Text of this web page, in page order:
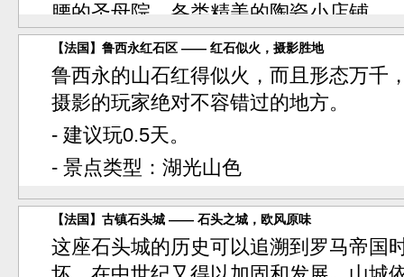
腰的圣母院、各类精美的陶瓷小店铺。
- 建议玩0.5天。
- 景点类型：名城古镇
【法国】鲁西永红石区 —— 红石似火，摄影胜地
鲁西永的山石红得似火，而且形态万千
摄影的玩家绝对不容错过的地方。
- 建议玩0.5天。
- 景点类型： 湖光山色
【法国】古镇石头城 —— 石头之城，欧风原味
这座石头城的历史可以追溯到罗马帝国